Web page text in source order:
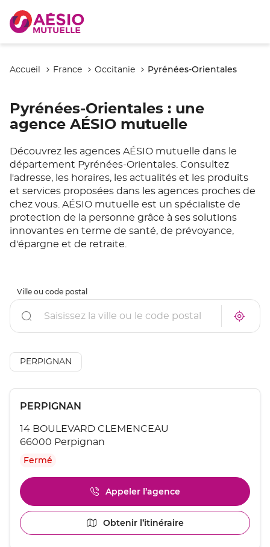
Accueil France Occitanie Pyrénées-Orientales
Pyrénées-Orientales : une
agence AÉSIO mutuelle
Découvrez les agences AÉSIO mutuelle dans le
département Pyrénées-Orientales. Consultez
l'adresse, les horaires, les actualités et les produits
et services proposées dans les agences proches de
chez vous. AÉSIO mutuelle est un spécialiste de
protection de la personne grâce à ses solutions
innovantes en terme de santé, de prévoyance,
d'épargne et de retraite.
À
Ville ou code postal
Rechercher
un
de
vente
AÉSIO
PERPIGNAN
sur
touche
ENTRÉE
obtenir
plus
amples
informations
[ECHAP
pour
Point
vente
:
PERPIGNAN
14 BOULEVARD CLEMENCEAU
66000 Perpignan
Fermé
Appeler l’agence
Afficher
le
numéro
de
Obtenir l’itinéraire
jusqu'au